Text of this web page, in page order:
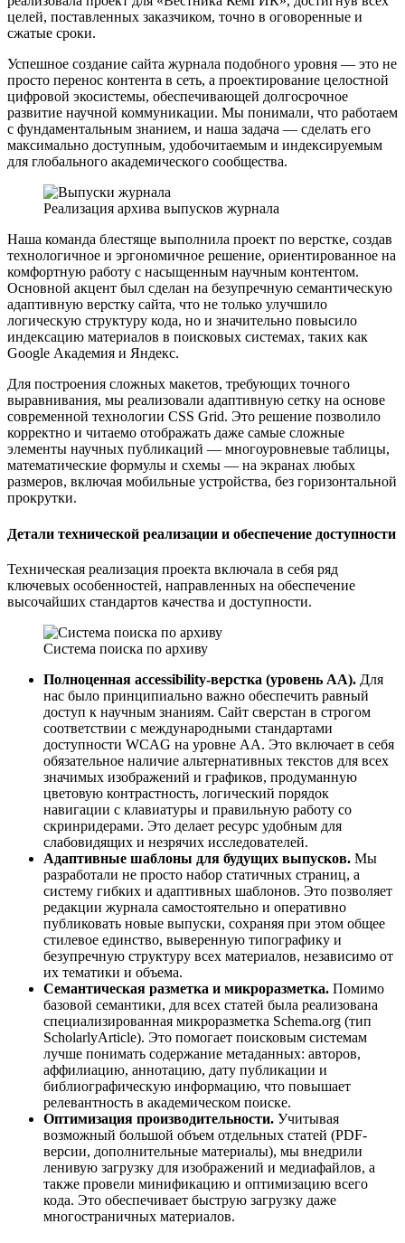
целей, поставленных заказчиком, точно в оговоренные и
сжатые сроки.
Успешное создание сайта журнала подобного уровня — это не
просто перенос контента в сеть, а проектирование целостной
цифровой экосистемы, обеспечивающей долгосрочное
развитие научной коммуникации. Мы понимали, что работаем
с фундаментальным знанием, и наша задача — сделать его
максимально доступным, удобочитаемым и индексируемым
для глобального академического сообщества.
Реализация архива выпусков журнала
Наша команда блестяще выполнила проект по верстке, создав
технологичное и эргономичное решение, ориентированное на
комфортную работу с насыщенным научным контентом.
Основной акцент был сделан на безупречную семантическую
адаптивную верстку сайта, что не только улучшило
логическую структуру кода, но и значительно повысило
индексацию материалов в поисковых системах, таких как
Google Академия и Яндекс.
Для построения сложных макетов, требующих точного
выравнивания, мы реализовали адаптивную сетку на основе
современной технологии CSS Grid. Это решение позволило
корректно и читаемо отображать даже самые сложные
элементы научных публикаций — многоуровневые таблицы,
математические формулы и схемы — на экранах любых
размеров, включая мобильные устройства, без горизонтальной
прокрутки.
Детали технической реализации и обеспечение доступности
Техническая реализация проекта включала в себя ряд
ключевых особенностей, направленных на обеспечение
высочайших стандартов качества и доступности.
Система поиска по архиву
Полноценная accessibility-верстка (уровень AA). Для
нас было принципиально важно обеспечить равный
доступ к научным знаниям. Сайт сверстан в строгом
соответствии с международными стандартами
доступности WCAG на уровне AA. Это включает в себя
обязательное наличие альтернативных текстов для всех
значимых изображений и графиков, продуманную
цветовую контрастность, логический порядок
навигации с клавиатуры и правильную работу со
скринридерами. Это делает ресурс удобным для
слабовидящих и незрячих исследователей.
Адаптивные шаблоны для будущих выпусков. Мы
разработали не просто набор статичных страниц, а
систему гибких и адаптивных шаблонов. Это позволяет
редакции журнала самостоятельно и оперативно
публиковать новые выпуски, сохраняя при этом общее
стилевое единство, выверенную типографику и
безупречную структуру всех материалов, независимо от
их тематики и объема.
Семантическая разметка и микроразметка. Помимо
базовой семантики, для всех статей была реализована
специализированная микроразметка Schema.org (тип
ScholarlyArticle). Это помогает поисковым системам
лучше понимать содержание метаданных: авторов,
аффилиацию, аннотацию, дату публикации и
библиографическую информацию, что повышает
релевантность в академическом поиске.
Оптимизация производительности. Учитывая
возможный большой объем отдельных статей (PDF-
версии, дополнительные материалы), мы внедрили
ленивую загрузку для изображений и медиафайлов, а
также провели минификацию и оптимизацию всего
кода. Это обеспечивает быструю загрузку даже
многостраничных материалов.